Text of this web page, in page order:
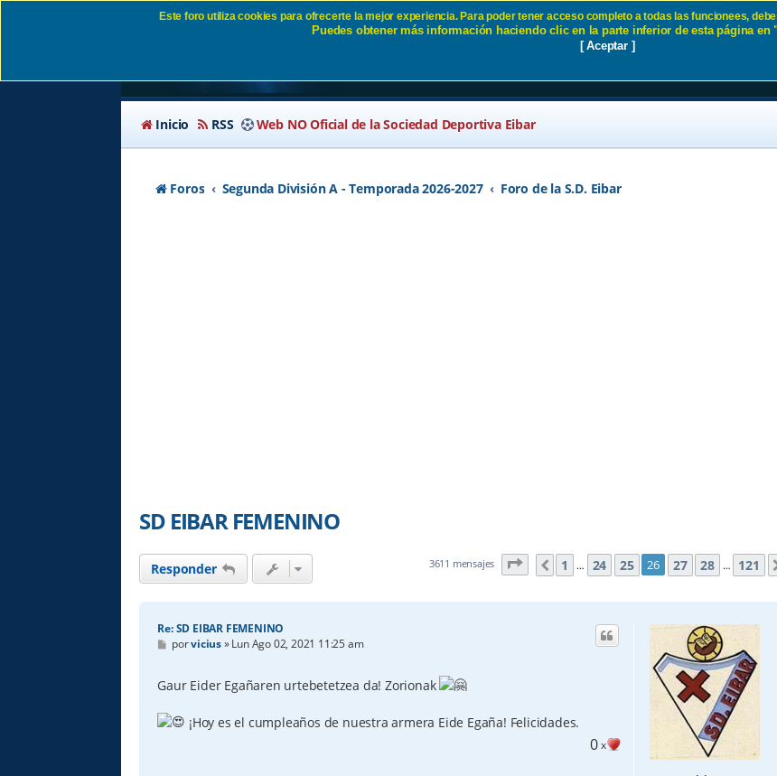
SD EIBAR FEMENINO - Página 26 SD Eibar
Inicio RSS Web NO Oficial de la Sociedad Deportiva Eibar
Foros Segunda División A - Temporada 2026-2027 Foro de la S.D. Eibar
SD EIBAR FEMENINO
Responder 3611 mensajes Página 26de121
Anterior
1 … 24 25 26 27 28 … 121
Re: SD EIBAR FEMENINO
M
e
s
a
e
porvicius»Lun Ago 02, 2021 11:25 am
Gaur Eider Egañaren urtebetetzea da! Zorionak
¡Hoy es el cumpleaños de nuestra armera Eide Egaña! Felicidades.
0x
Este foro utiliza cookies para ofrecerte la mejor experiencia. Para poder tener acceso completo a todas las funcionees,
Puedes obtener más información haciendo clic en la parte inferior de esta página
[ Aceptar ]